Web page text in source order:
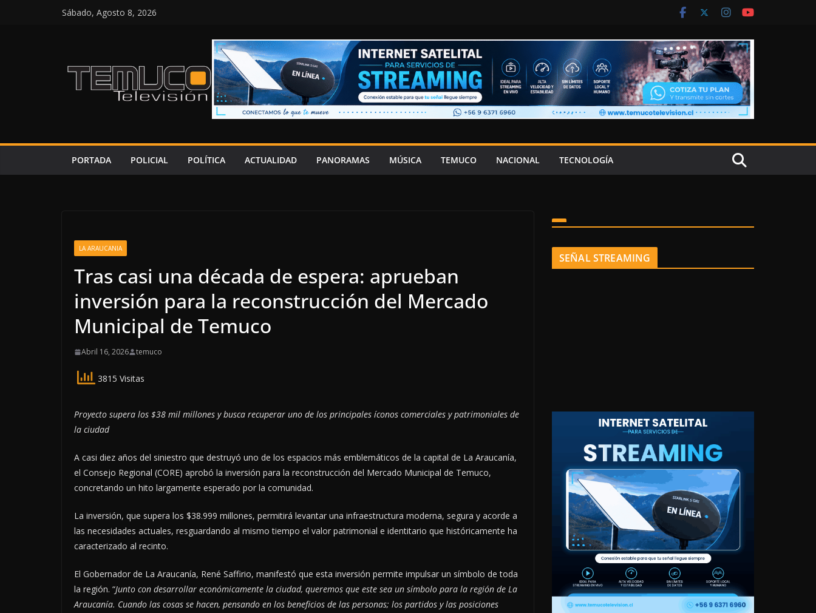
Sábado, Agosto 8, 2026
PORTADA POLICIAL POLÍTICA ACTUALIDAD PANORAMAS MÚSICA TEMUCO NACIONAL TECNOLOGÍA
LA ARAUCANIA
Tras casi una década de espera: aprueban
inversión para la reconstrucción del Mercado
Municipal de Temuco
Abril 16, 2026 temuco
3815 Visitas
Proyecto supera los $38 mil millones y busca recuperar uno de los principales íconos comerciales y patrimoniales de
la ciudad
A casi diez años del siniestro que destruyó uno de los espacios más emblemáticos de la capital de La Araucanía,
el Consejo Regional (CORE) aprobó la inversión para la reconstrucción del Mercado Municipal de Temuco,
concretando un hito largamente esperado por la comunidad.
La inversión, que supera los $38.999 millones, permitirá levantar una infraestructura moderna, segura y acorde a
las necesidades actuales, resguardando al mismo tiempo el valor patrimonial e identitario que históricamente ha
caracterizado al recinto.
El Gobernador de La Araucanía, René Saffirio, manifestó que esta inversión permite impulsar un símbolo de toda
la región. “Junto con desarrollar económicamente la ciudad, queremos que este sea un símbolo para la región de La
Araucanía. Cuando las cosas se hacen, pensando en los beneficios de las personas; los partidos y las posiciones
SEÑAL STREAMING